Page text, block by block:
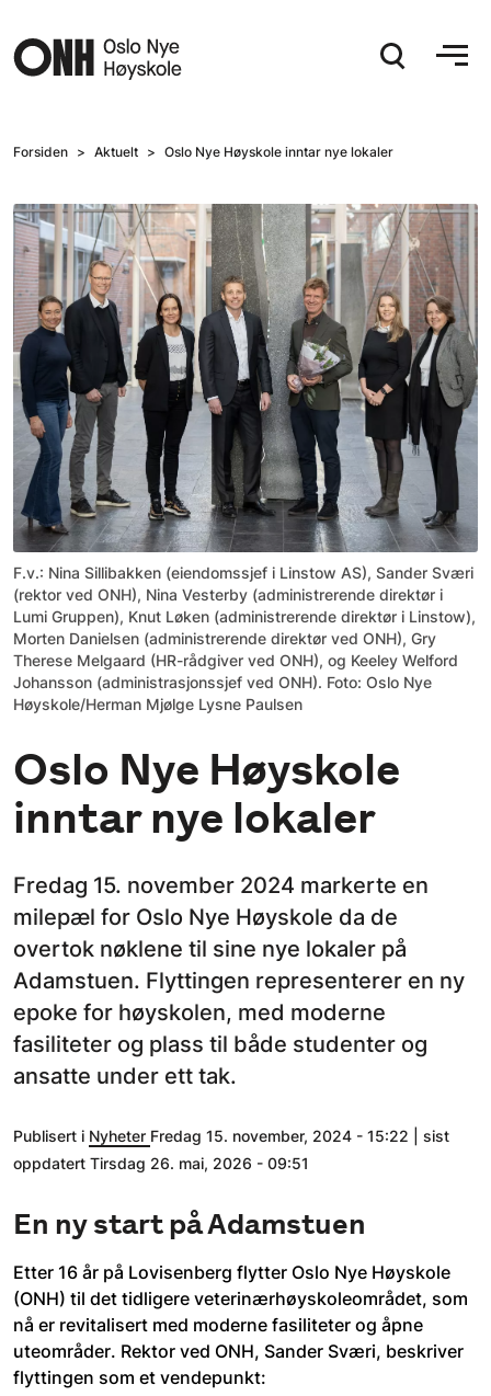
Forsiden Aktuelt Oslo Nye Høyskole inntar nye lokaler
F.v.: Nina Sillibakken (eiendomssjef i Linstow AS), Sander Sværi
(rektor ved ONH), Nina Vesterby (administrerende direktør i
Lumi Gruppen), Knut Løken (administrerende direktør i Linstow),
Morten Danielsen (administrerende direktør ved ONH), Gry
Therese Melgaard (HR-rådgiver ved ONH), og Keeley Welford
Johansson (administrasjonssjef ved ONH). Foto: Oslo Nye
Høyskole/Herman Mjølge Lysne Paulsen
Oslo Nye Høyskole
inntar nye lokaler
Fredag 15. november 2024 markerte en
milepæl for Oslo Nye Høyskole da de
overtok nøklene til sine nye lokaler på
Adamstuen. Flyttingen representerer en ny
epoke for høyskolen, med moderne
fasiliteter og plass til både studenter og
ansatte under ett tak.
Publisert i Nyheter Fredag 15. november, 2024 - 15:22 | sist
oppdatert Tirsdag 26. mai, 2026 - 09:51
En ny start på Adamstuen
Etter 16 år på Lovisenberg flytter Oslo Nye Høyskole
(ONH) til det tidligere veterinærhøyskoleområdet, som
nå er revitalisert med moderne fasiliteter og åpne
uteområder. Rektor ved ONH, Sander Sværi, beskriver
flyttingen som et vendepunkt: